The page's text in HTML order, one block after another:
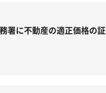
署に不動産の適正価格の証